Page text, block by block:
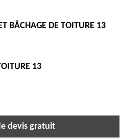
BÂCHAGE DE TOITURE 13
13
devis gratuit